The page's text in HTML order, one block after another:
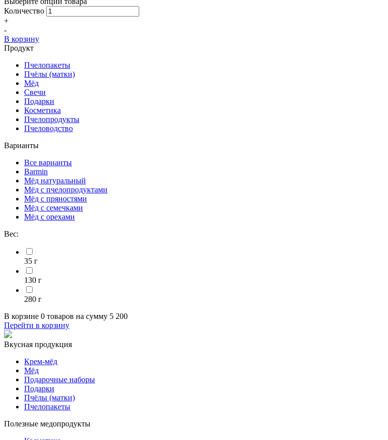
Количество
+
-
В корзину
Продукт
Пчелопакеты
Пчёлы (матки)
Мёд
Свечи
Подарки
Косметика
Пчелопродукты
Пчеловодство
Варианты
Все варианты
Barmin
Мёд натуральный
Мёд с пчелопродуктами
Мёд с пряностями
Мёд с семечками
Мёд с орехами
Вес:
35 г
130 г
280 г
В корзине 0 товаров на сумму 5 200
Перейти в корзину
Вкусная продукция
Крем-мёд
Мёд
Подарочные наборы
Подарки
Пчёлы (матки)
Пчелопакеты
Полезные медопродукты